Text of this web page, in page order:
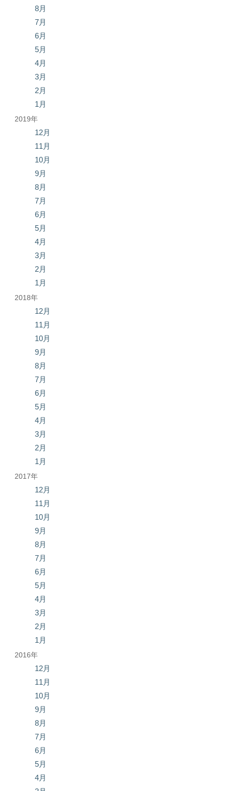
8月
7月
6月
5月
4月
3月
2月
1月
2019年
12月
11月
10月
9月
8月
7月
6月
5月
4月
3月
2月
1月
2018年
12月
11月
10月
9月
8月
7月
6月
5月
4月
3月
2月
1月
2017年
12月
11月
10月
9月
8月
7月
6月
5月
4月
3月
2月
1月
2016年
12月
11月
10月
9月
8月
7月
6月
5月
4月